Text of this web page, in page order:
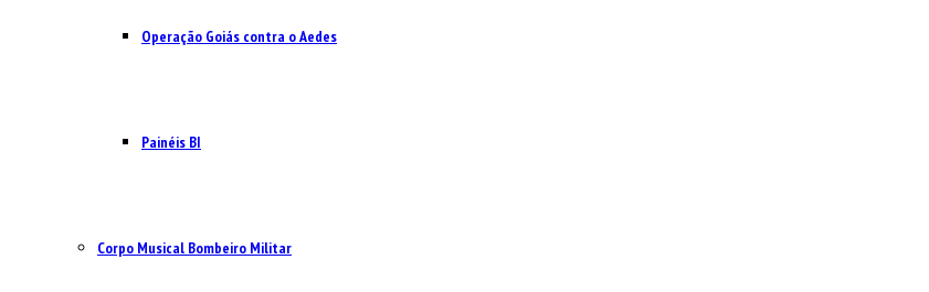
Operação Goiás contra o Aedes
Painéis BI
Corpo Musical Bombeiro Militar